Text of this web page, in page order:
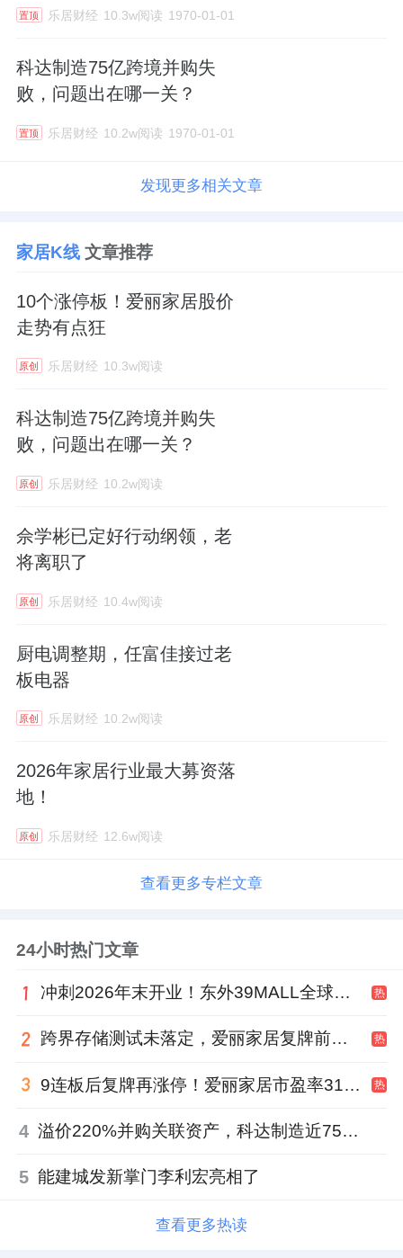
置顶 乐居财经 10.3w阅读 1970-01-01
科达制造75亿跨境并购失
败，问题出在哪一关？
置顶 乐居财经 10.2w阅读 1970-01-01
发现更多相关文章
家居K线文章推荐
10个涨停板！爱丽家居股价
走势有点狂
原创 乐居财经 10.3w阅读
科达制造75亿跨境并购失
败，问题出在哪一关？
原创 乐居财经 10.2w阅读
佘学彬已定好行动纲领，老
将离职了
原创 乐居财经 10.4w阅读
厨电调整期，任富佳接过老
板电器
原创 乐居财经 10.2w阅读
2026年家居行业最大募资落
地！
原创 乐居财经 12.6w阅读
查看更多专栏文章
24小时热门文章
冲刺2026年末开业！东外39MALL全球招商启幕，重构东直门商圈格局 热
跨界存储测试未落定，爱丽家居复牌前自揭多重风险 热
9连板后复牌再涨停！爱丽家居市盈率318倍，跨界收购案尚未落地 热
4 溢价220%并购关联资产，科达制造近75亿元重组被否
5 能建城发新掌门李利宏亮相了
查看更多热读